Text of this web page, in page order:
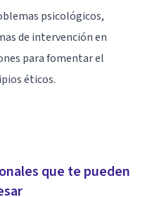
psicológicos,
de intervención en
para fomentar el
éticos.
orientación, terapia o
planes terapéuticos. De
que te pueden